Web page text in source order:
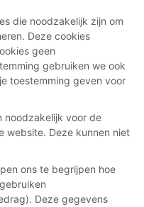
die noodzakelijk zijn om
Deze cookies
geen
gebruiken we ook
toestemming geven voor
noodzakelijk voor de
website. Deze kunnen niet
ons te begrijpen hoe
Deze gegevens